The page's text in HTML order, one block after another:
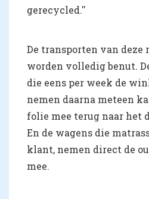
gerecycled.''
De transporten van deze
worden volledig benut.
die eens per week de
nemen daarna meteen
folie mee terug naar het
En de wagens die
klant, nemen direct de
mee.